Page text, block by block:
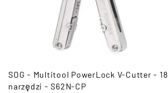
SOG - Multitool PowerLock V-Cutter - 18
narzędzi - S62N-CP